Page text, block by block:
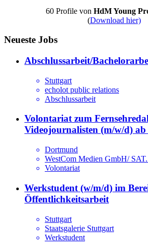
60 Profile von HdM Young
(Download hier)
Neueste Jobs
Abschlussarbeit/
Stuttgart
echolot public relations
Abschlussarbeit
Volontariat zum
Videojournalisten (m/w/d) ab
Dortmund
WestCom Medien GmbH/
Volontariat
Werkstudent (w/m/d) im
Öffentlichkeitsarbeit
Stuttgart
Staatsgalerie Stuttgart
Werkstudent